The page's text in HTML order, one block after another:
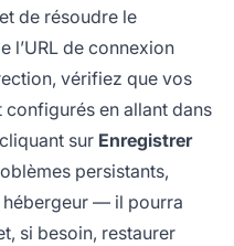
de résoudre le
l’URL de connexion
vérifiez que vos
en allant dans
sur Enregistrer
persistants,
— il pourra
si besoin, restaurer